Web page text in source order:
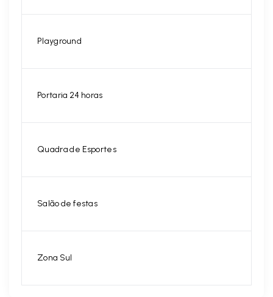
Playground
Portaria 24 horas
Quadra de Esportes
Salão de festas
Zona Sul